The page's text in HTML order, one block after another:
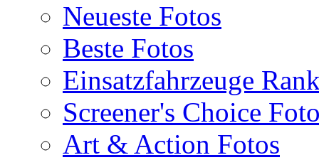
Neueste Fotos
Beste Fotos
Einsatzfahrzeuge
Screener's Choice
Art & Action Fotos